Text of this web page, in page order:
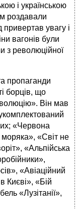
і українською
роздавали
привертав увагу і
вагонів були
з революційної
пропаганди
борців, що
Він мав
«Червона
«Світ не
«Альпійська
«Авіаційний
Києві», «Бій
«Лузітанії»,